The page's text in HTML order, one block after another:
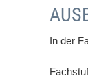
In der